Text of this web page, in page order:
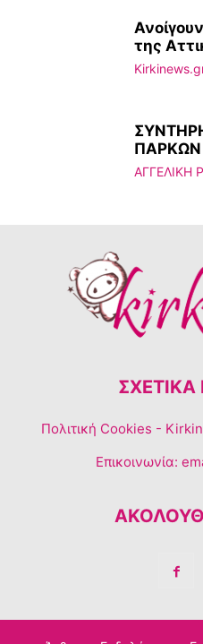
της
ΑΓΓΕΛΙΚΗ
Πολιτική Cookies -
Επικοινωνία: